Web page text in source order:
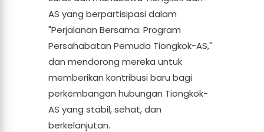
AS yang berpartisipasi dalam
"Perjalanan Bersama: Program
Persahabatan Pemuda Tiongkok-AS,"
dan mendorong mereka untuk
memberikan kontribusi baru bagi
perkembangan hubungan Tiongkok-
AS yang stabil, sehat, dan
berkelanjutan.